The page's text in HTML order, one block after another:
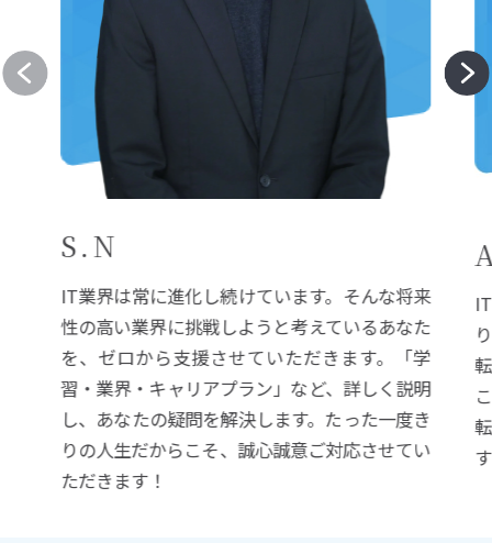
S.N
IT業界は常に進化し続けています。そんな将来
性の高い業界に挑戦しようと考えているあなた
を、ゼロから支援させていただきます。「学
習・業界・キャリアプラン」など、詳しく説明
し、あなたの疑問を解決します。たった一度き
りの人生だからこそ、誠心誠意ご対応させてい
ただきます！